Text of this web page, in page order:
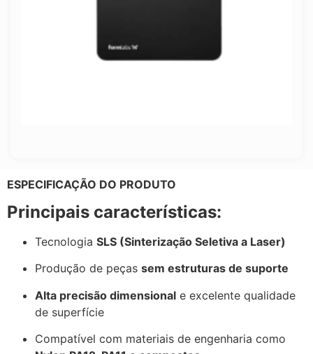
ESPECIFICAÇÃO DO PRODUTO
Principais características:
Tecnologia SLS (Sinterização Seletiva a Laser)
Produção de peças sem estruturas de suporte
Alta precisão dimensional e excelente qualidade
de superfície
Compatível com materiais de engenharia como